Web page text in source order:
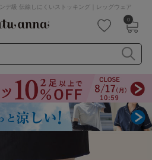
デ級 伝線しにくいストッキング｜レッグウェア
0
特盛ブラ
チューブトップ
ッキング
キャミソール